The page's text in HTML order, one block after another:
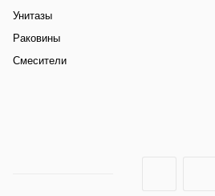
Унитазы
Раковины
Смесители